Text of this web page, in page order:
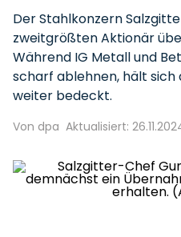
Der Stahlkonzern
zweitgrößten Aktionär
Während IG Metall und
scharf ablehnen, hält
weiter bedeckt.
Von dpa Aktualisiert: